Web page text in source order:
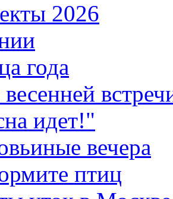
2026
года
идет!"
вечера
птиц